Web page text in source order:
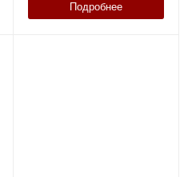
Подробнее